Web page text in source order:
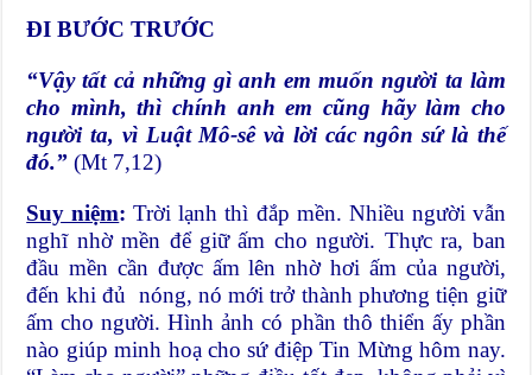
ĐI BƯỚC TRƯỚC
“Vậy tất cả những gì anh em muốn người ta làm
cho mình, thì chính anh em cũng hãy làm cho
người ta, vì Luật Mô-sê và lời các ngôn sứ là thế
đó.”(Mt 7,12)
Suy niệm: Trời lạnh thì đắp mền. Nhiều người vẫn
nghĩ nhờ mền để giữ ấm cho người. Thực ra, ban
đầu mền cần được ấm lên nhờ hơi ấm của người,
đến khi đủ nóng, nó mới trở thành phương tiện giữ
ấm cho người. Hình ảnh có phần thô thiển ấy phần
nào giúp minh hoạ cho sứ điệp Tin Mừng hôm nay.